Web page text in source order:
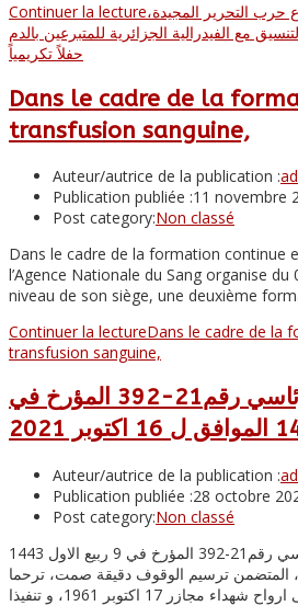
Continuer la lectureالـ71 لاندلاع حرب التحرير المجيدة،
مع الفيدرالية الجزائرية للمتبرعين بالدم
حفلاً تكريمياً
Dans le cadre de la
transfusion sanguine,
Auteur/autrice de la publication :
Publication publiée :11 novembre
Post category:Non classé
Dans le cadre de la formation continue
l’Agence Nationale du Sang organise
niveau de son siège, une deuxième
Continuer la lectureDans le cadre de la
transfusion sanguine,
تطبيقا للمرسوم الرئاسي رقم21-392 المؤرخ في
Auteur/autrice de la publication :
Publication publiée :28 octobre
Post category:Non classé
تطبيقا للمرسوم الرئاسي رقم21-392 المؤرخ في 9 ربيع الاول 1443
الموافق ل 16 اكتوبر 2021، المتضمن ترسيم الوقوف دقيقة صمت، ترحما